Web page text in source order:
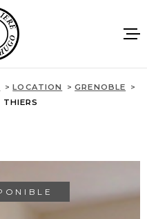
ACCUEIL
LOCATION
GRENOBLE
THIERS